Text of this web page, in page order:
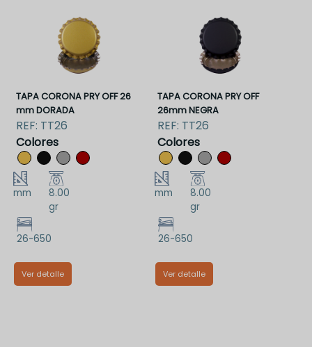
TAPA CORONA PRY OFF 26
mm DORADA
REF: TT26
Colores
mm
8.00
gr
26-650
Ver detalle
TAPA CORONA PRY OFF
26mm NEGRA
REF: TT26
Colores
mm
8.00
gr
26-650
Ver detalle